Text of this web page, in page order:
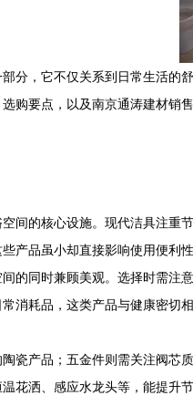
分，它不仅关系到日常生活
购要点，以及南京通涛建材销
间的核心设施。现代洁具注重
产品虽小却直接影响使用便利
的同时兼顾美观。选择时需注
消耗品，这类产品与健康密切
瓷产品；五金件则需关注阀芯
花洒、感应水龙头等，能提升